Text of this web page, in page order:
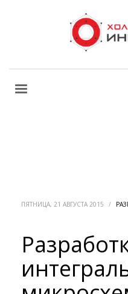
ПЯТНИЦА, 21 АВГУСТА 2015 /